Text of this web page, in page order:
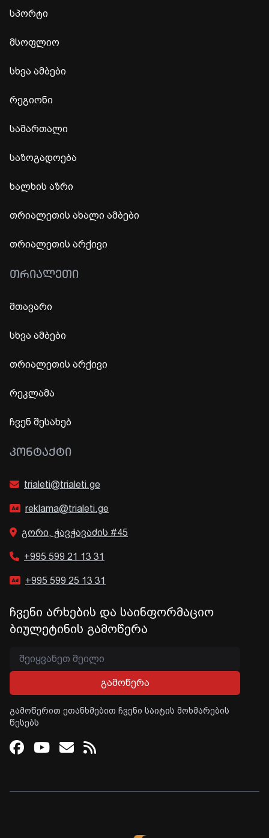
სპორტი
მსოფლიო
სხვა ამბები
რეგიონი
სამართალი
საზოგადოება
ხალხის აზრი
თრიალეთის ახალი ამბები
თრიალეთის არქივი
ᲗᲠᲘᲐᲚᲔᲗᲘ
მთავარი
სხვა ამბები
თრიალეთის არქივი
რეკლამა
ჩვენ შესახებ
ᲙᲝᲜᲢᲐᲥᲢᲘ
trialeti@trialeti.ge
reklama@trialeti.ge
გორი, ჭავჭავაძის #45
+995 599 21 13 31
+995 599 25 13 31
ჩვენი არხების და საინფორმაციო
ბიულეტინის გამოწერა
გამოწერა
გამოწერით ეთანხმებით ჩვენი საიტის მოხმარების
წესებს
Facebook
Youtube
Email
RSS